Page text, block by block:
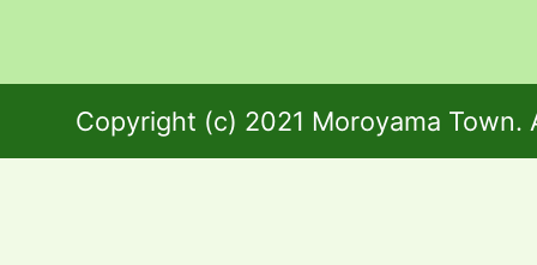
Copyright (c) 2021 Moroyama Town.